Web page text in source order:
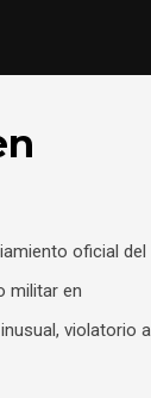
oficial del
militar en
violatorio a